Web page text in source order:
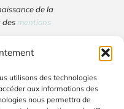
utilisons des technologies
aux informations des
nous permettra de
de la
des mentions